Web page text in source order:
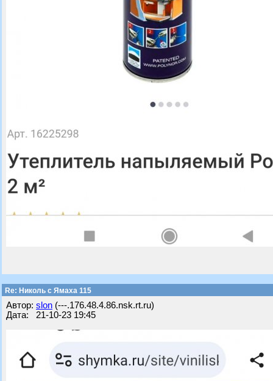
Re: Николь с Ямаха 115
Автор: slon (---.176.48.4.86.nsk.rt.ru)
Дата: 21-10-23 19:45